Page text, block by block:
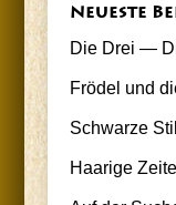
Neu­es­te
Die Drei —
Frö­del und
Schwar­ze
Haa­ri­ge